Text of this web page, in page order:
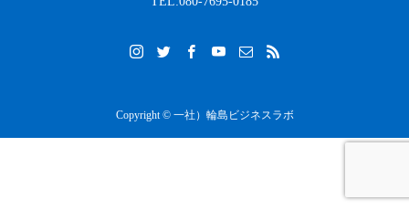
Copyright © 一社）輪島ビジネスラボ